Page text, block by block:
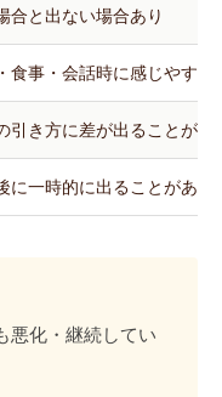
合と出ない場合あり
食事・会話時に感じやすい
引き方に差が出ることがあ
に一時的に出ることがある
悪化・継続してい